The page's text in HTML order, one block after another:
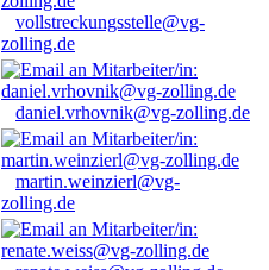
vollstreckungsstelle@vg-
zolling.de
daniel.vrhovnik@vg-zolling.de
martin.weinzierl@vg-
zolling.de